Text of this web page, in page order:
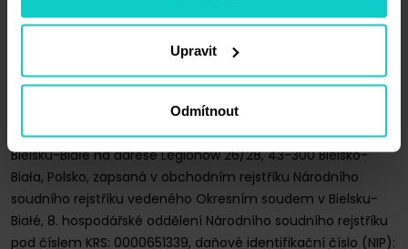
Upravit
Odmítnout